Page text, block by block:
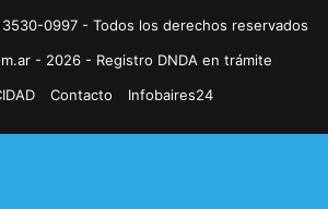
3530-0997 - Todos los derechos reservados
- 2026 - Registro DNDA en trámite
Contacto Infobaires24